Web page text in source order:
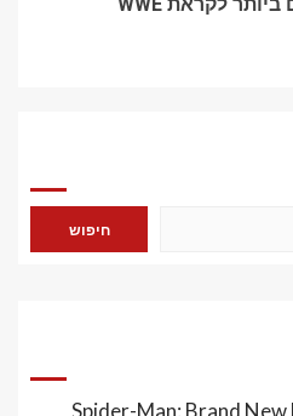
חיפוש
Spider-Man: Brand New